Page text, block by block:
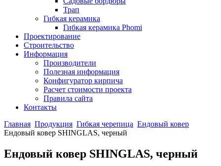
Трап
Гибкая керамика
Гибкая керамика Phomi
Проектирование
Строительство
Информация
Производители
Полезная информация
Конфигуратор кирпича
Расчет стоимости проекта
Правила сайта
Контакты
Главная Продукция Гибкая черепица Ендовый ковер
Ендовый ковер SHINGLAS, черный
Ендовый ковер SHINGLAS, черный